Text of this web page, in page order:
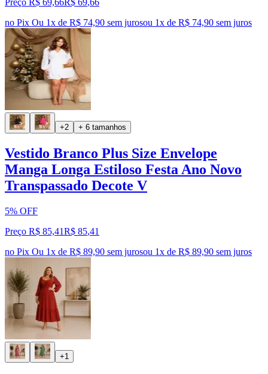
Preço R$ 69,66R$ 69,66
no Pix Ou 1x de R$ 74,90 sem jurosou 1x de R$ 74,90 sem juros
+2 + 6 tamanhos
Vestido Branco Plus Size Envelope
Manga Longa Estiloso Festa Ano Novo
Transpassado Decote V
5% OFF
Preço R$ 85,41R$ 85,41
no Pix Ou 1x de R$ 89,90 sem jurosou 1x de R$ 89,90 sem juros
+1